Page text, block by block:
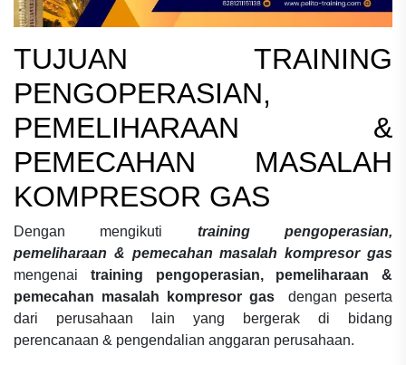
TUJUAN TRAINING
PENGOPERASIAN,
PEMELIHARAAN &
PEMECAHAN MASALAH
KOMPRESOR GAS
Dengan mengikuti training pengoperasian,
pemeliharaan & pemecahan masalah kompresor gas
mengenai
training pengoperasian, pemeliharaan &
pemecahan masalah kompresor gas
dengan peserta
dari perusahaan lain yang bergerak di bidang
perencanaan & pengendalian anggaran perusahaan.